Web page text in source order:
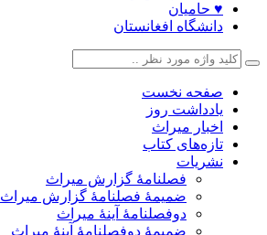
♥ حامیان
دانشگاه افغانستان
صفحه نخست
یادداشت روز
اخبار میراث
تازه‌های کتاب
نشریات
فصلنامۀ گزارش میراث
ضمیمۀ فصلنامۀ گزارش میراث
دوفصلنامۀ آینۀ میراث
ضمیمۀ دوفصلنامۀ آینۀ میراث